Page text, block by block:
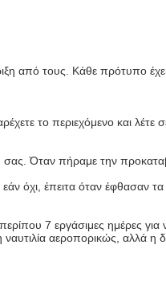
από τους. Κάθε πρότυπο
το περιεχόμενο και λέτε
σας. Όταν πήραμε την
έπειτα όταν έφθασαν τα
7 εργάσιμες ημέρες για
αεροπορικώς, αλλά η